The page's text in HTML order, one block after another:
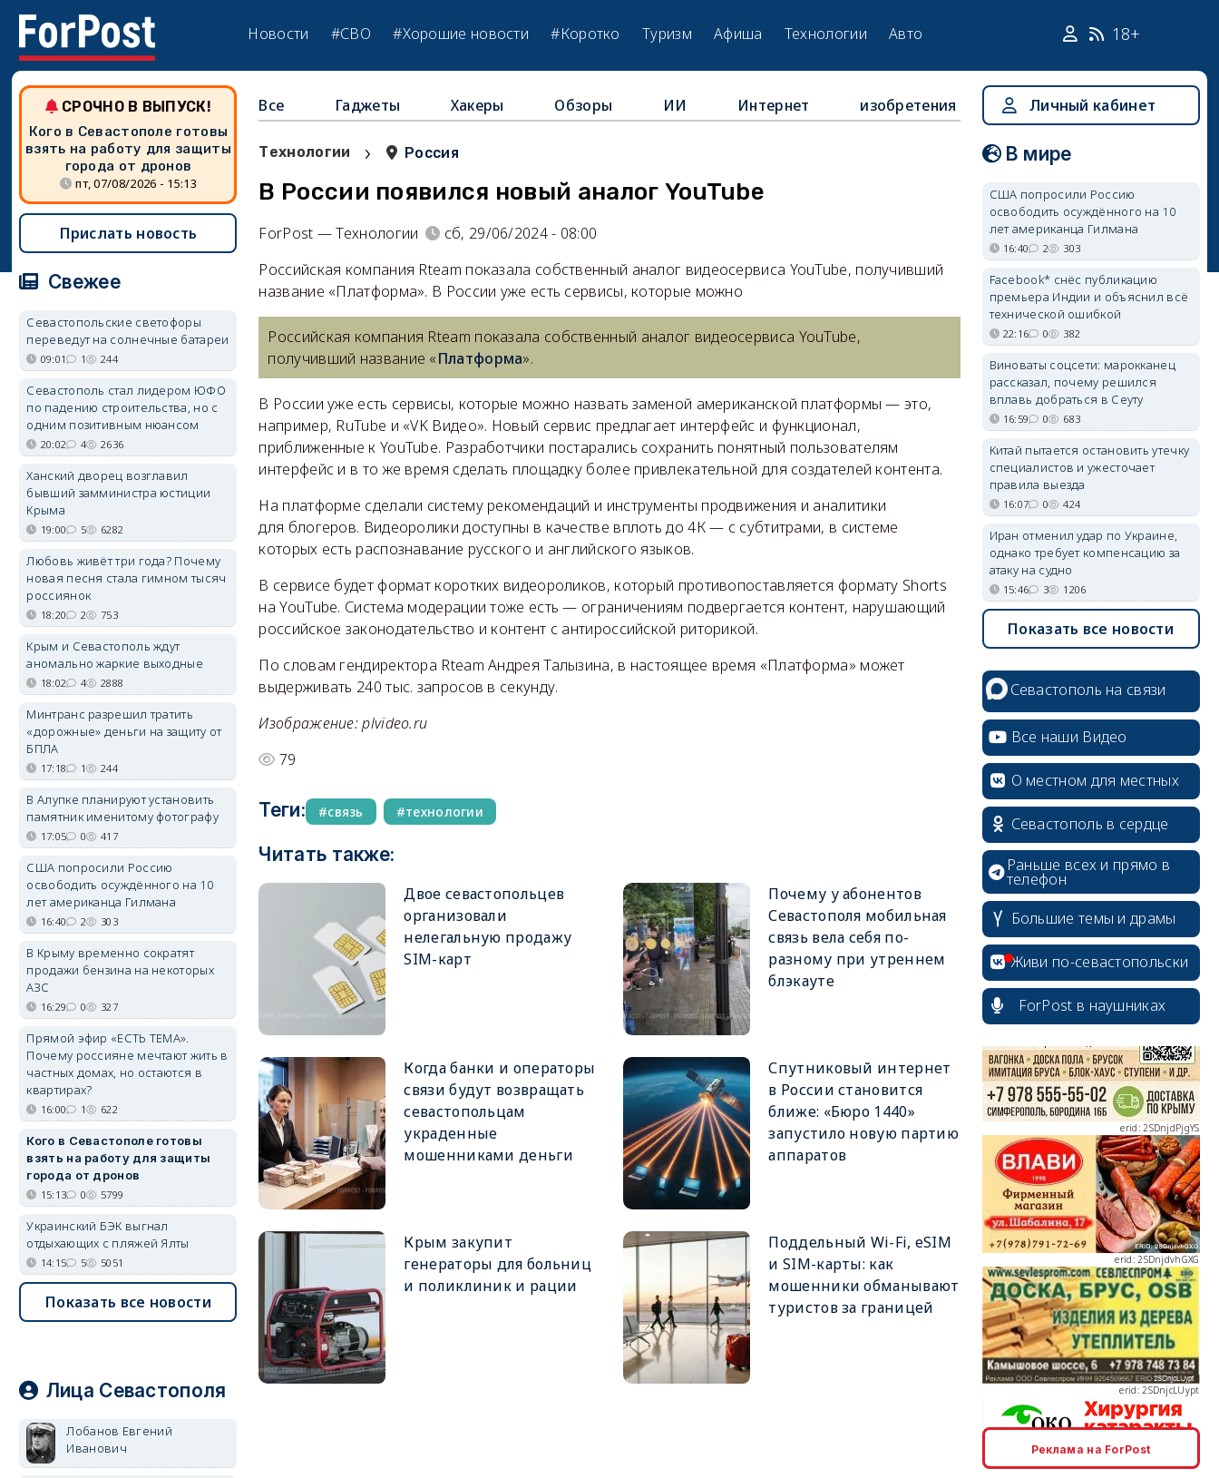
Новости #СВО #Хорошие новости #Коротко Туризм Афиша Технологии Авто 18+
Все Гаджеты Хакеры Обзоры ИИ Интернет изобретения
Технологии › Россия
В России появился новый аналог YouTube
ForPost — Технологии
сб, 29/06/2024 - 08:00
Российская компания Rteam показала собственный аналог видеосервиса YouTube, получивший
название «Платформа». В России уже есть сервисы, которые можно
Российская компания Rteam показала собственный аналог видеосервиса YouTube,
получивший название «Платформа».
В России уже есть сервисы, которые можно назвать заменой американской платформы — это,
например, RuTube и «VK Видео». Новый сервис предлагает интерфейс и функционал,
приближенные к YouTube. Разработчики постарались сохранить понятный пользователям
интерфейс и в то же время сделать площадку более привлекательной для создателей контента.
На платформе сделали систему рекомендаций и инструменты продвижения и аналитики
для блогеров. Видеоролики доступны в качестве вплоть до 4К — с субтитрами, в системе
которых есть распознавание русского и английского языков.
В сервисе будет формат коротких видеороликов, который противопоставляется формату Shorts
на YouTube. Система модерации тоже есть — ограничениям подвергается контент, нарушающий
российское законодательство и контент с антироссийской риторикой.
По словам гендиректора Rteam Андрея Талызина, в настоящее время «Платформа» может
выдерживать 240 тыс. запросов в секунду.
Изображение: plvideo.ru
79
Теги: связь технологии
Читать также:
Двое севастопольцев
организовали
нелегальную продажу
SIM-карт
Почему у абонентов
Севастополя мобильная
связь вела себя по-
разному при утреннем
блэкауте
Когда банки и операторы
связи будут возвращать
севастопольцам
украденные
мошенниками деньги
Спутниковый интернет
в России становится
ближе: «Бюро 1440»
запустило новую партию
аппаратов
Крым закупит
генераторы для больниц
и поликлиник и рации
Поддельный Wi-Fi, eSIM
и SIM-карты: как
мошенники обманывают
туристов за границей
СРОЧНО В ВЫПУСК!
Кого в Севастополе готовы
взять на работу для защиты
города от дронов
пт, 07/08/2026 - 15:13
Прислать новость
Свежее
Севастопольские светофоры
переведут на солнечные батареи
09:01 1 244
Севастополь стал лидером ЮФО
по падению строительства, но с
одним позитивным нюансом
20:02 4 2636
Ханский дворец возглавил
бывший замминистра юстиции
Крыма
19:00 5 6282
Любовь живёт три года? Почему
новая песня стала гимном тысяч
россиянок
18:20 2 753
Крым и Севастополь ждут
аномально жаркие выходные
18:02 4 2888
Минтранс разрешил тратить
«дорожные» деньги на защиту от
БПЛА
17:18 1 244
В Алупке планируют установить
памятник именитому фотографу
17:05 0 417
США попросили Россию
освободить осуждённого на 10
лет американца Гилмана
16:40 2 303
В Крыму временно сократят
продажи бензина на некоторых
АЗС
16:29 0 327
Прямой эфир «ЕСТЬ ТЕМА».
Почему россияне мечтают жить в
частных домах, но остаются в
квартирах?
16:00 1 622
Кого в Севастополе готовы
взять на работу для защиты
города от дронов
15:13 0 5799
Украинский БЭК выгнал
отдыхающих с пляжей Ялты
14:15 5 5051
Показать все новости
Лица Севастополя
Лобанов Евгений
Иванович
Личный кабинет
В мире
США попросили Россию
освободить осуждённого на 10
лет американца Гилмана
16:40 2 303
Facebook* снёс публикацию
премьера Индии и объяснил всё
технической ошибкой
22:16 0 382
Виноваты соцсети: марокканец
рассказал, почему решился
вплавь добраться в Сеуту
16:59 0 683
Китай пытается остановить утечку
специалистов и ужесточает
правила выезда
16:07 0 424
Иран отменил удар по Украине,
однако требует компенсацию за
атаку на судно
15:46 3 1206
Показать все новости
Севастополь на связи
Все наши Видео
О местном для местных
Севастополь в сердце
Раньше всех и прямо в
телефон
Большие темы и драмы
Живи по-севастопольски
ForPost в наушниках
erid: 2SDnjcrDNw6
erid: 2SDnjdPjgYS
erid: 2SDnjdvhGXG
erid: 2SDnjcLUypt
erid: 2SDnjcrDNw6
Реклама на ForPost